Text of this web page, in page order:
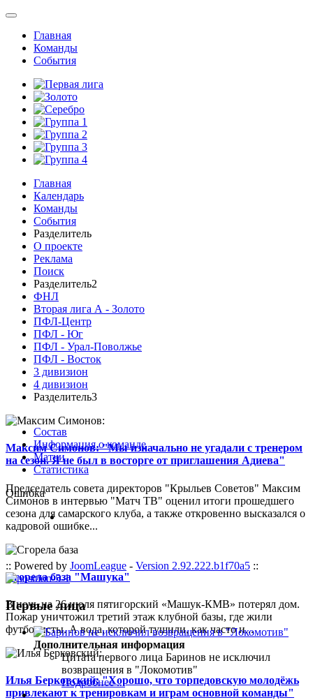
Главная
Команды
События
Главная
Календарь
Команды
События
Разделитель
О проекте
Реклама
Поиск
Разделитель2
ФНЛ
Вторая лига А - Золото
ПФЛ-Центр
ПФЛ - Юг
ПФЛ - Урал-Поволжье
ПФЛ - Восток
3 дивизион
4 дивизион
Разделитель3
Максим Симонов: "Мы изначально не угадали с тренером
на сезон. Я не был в восторге от приглашения Адиева"
Председатель совета директоров "Крыльев Советов" Максим
Симонов в интервью "Матч ТВ" оценил итоги прошедшего
сезона для самарского клуба, а также откровенно высказался о
кадровой ошибке...
Сгорела база "Машука"
В ночь на 26 июля пятигорский «Машук-КМВ» потерял дом.
Пожар уничтожил третий этаж клубной базы, где жили
футболисты. А вода, которой тушили, как часто и...
Илья Берковский: "Хорошо, что торпедовскую молодёжь
привлекают к тренировкам и играм основной команды"
Состав
Информация о команде
Матчи
Статистика
Ошибка
:: Powered by JoomLeague - Version 2.92.222.b1f70a5 ::
Первые лица
Дополнительная информация
Цитата первого лица Баринов не исключил
возвращения в "Локомотив"
Подробнее ...